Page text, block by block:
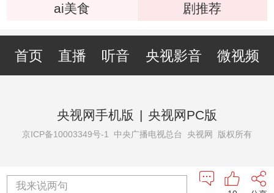
ai美食
剧推荐
首页 直播 听音 央视影音 微视频
央视网手机版 | 央视网PC版
京ICP备10003349号-1 中央广播电视总台 央视网 版权所有
我来说两句